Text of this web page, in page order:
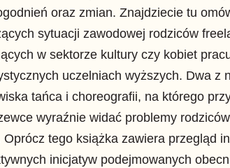
oraz zmian. Znajdziecie tu
sytuacji zawodowej rodziców
w sektorze kultury czy kobiet
uczelniach wyższych. Dwa z
tańca i choreografii, na którego
wyraźnie widać problemy
Oprócz tego książka zawiera przegląd
inicjatyw podejmowanych